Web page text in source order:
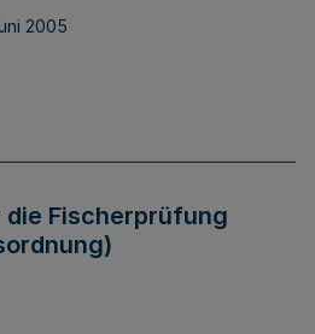
2005
Fischerprüfung